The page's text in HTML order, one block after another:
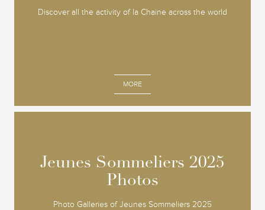
Discover all the activity of la Chaine across the world
MORE
Jeunes Sommeliers 2025
Photos
Photo Galleries of Jeunes Sommeliers 2025
Jeunes Sommeliers 2025
Photos